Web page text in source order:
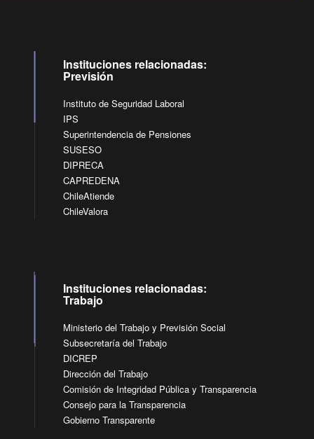
Instituciones relacionadas:
Previsión
Instituto de Seguridad Laboral
IPS
Superintendencia de Pensiones
SUSESO
DIPRECA
CAPREDENA
ChileAtiende
ChileValora
Instituciones relacionadas:
Trabajo
Ministerio del Trabajo y Previsión Social
Subsecretaría del Trabajo
DICREP
Dirección del Trabajo
Comisión de Integridad Pública y Transparencia
Consejo para la Transparencia
Gobierno Transparente